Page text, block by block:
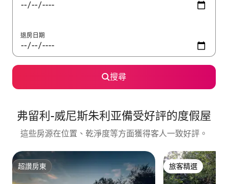
退房日期
搜尋
弗留利-威尼斯朱利亚備受好評的度假屋
這些房源在位置、乾淨度等方面獲得客人一致好評。
超讚房東
超讚房東 旅客精選
旅客精選